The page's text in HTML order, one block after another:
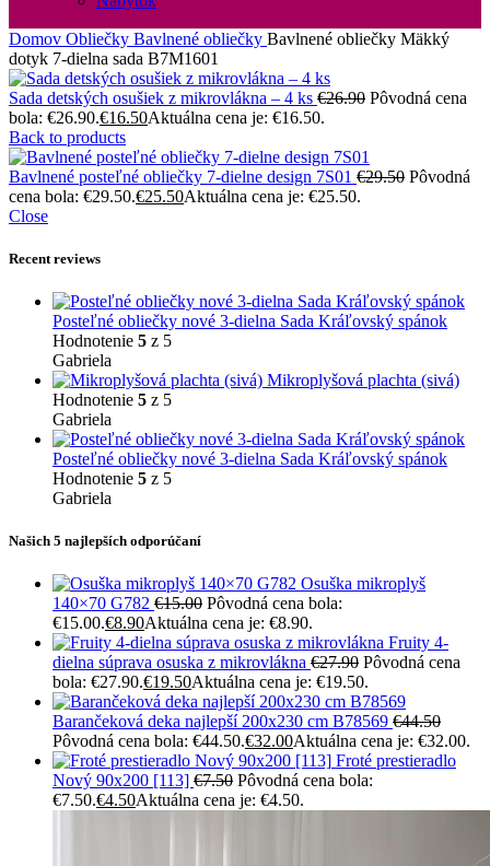
Domov Obliečky Bavlnené obliečky Bavlnené obliečky Mäkký
dotyk 7-dielna sada B7M1601
Sada detských osušiek z mikrovlákna – 4 ks €26.90 Pôvodná cena
bola: €26.90.€16.50Aktuálna cena je: €16.50.
Back to products
Bavlnené posteľné obliečky 7-dielne design 7S01 €29.50 Pôvodná
cena bola: €29.50.€25.50Aktuálna cena je: €25.50.
Close
Recent reviews
Posteľné obliečky nové 3-dielna Sada Kráľovský spánok
Hodnotenie 5 z 5
Gabriela
Mikroplyšová plachta (sivá)
Hodnotenie 5 z 5
Gabriela
Posteľné obliečky nové 3-dielna Sada Kráľovský spánok
Hodnotenie 5 z 5
Gabriela
Našich 5 najlepších odporúčaní
Osuška mikroplyš
140×70 G782 €15.00 Pôvodná cena bola:
€15.00.€8.90Aktuálna cena je: €8.90.
Fruity 4-
dielna súprava osuska z mikrovlákna €27.90 Pôvodná cena
bola: €27.90.€19.50Aktuálna cena je: €19.50.
Barančeková deka najlepší 200x230 cm B78569 €44.50
Pôvodná cena bola: €44.50.€32.00Aktuálna cena je: €32.00.
Froté prestieradlo
Nový 90x200 [113] €7.50 Pôvodná cena bola:
€7.50.€4.50Aktuálna cena je: €4.50.